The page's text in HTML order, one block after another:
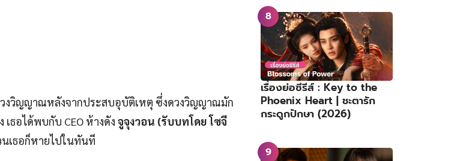
งวิญญาณหลังจากประสบอุบัติเหตุ ซึ่งดวงวิญญาณมัก
ธอได้พบกับ CEO ห้างดัง จูจุงวอน (รับบทโดย โซจี
เธอก็หายไปในทันที
เรื่องย่อซีรีส์ : Key to the
Phoenix Heart | ชะตารัก
กระดูกปักษา (2026)